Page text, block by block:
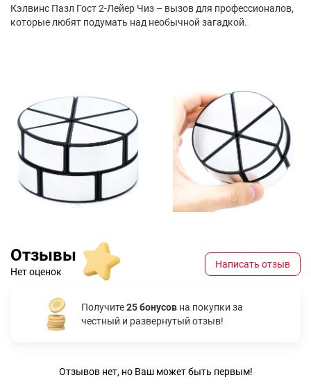
Кэлвинс Пазл Гост 2-Лейер Чиз – вызов для профессионалов,
которые любят подумать над необычной загадкой.
Отзывы
Нет оценок
Написать отзыв
Получите25 бонусов на покупки за
честный и развернутый отзыв!
Отзывов нет, но Ваш может быть первым!